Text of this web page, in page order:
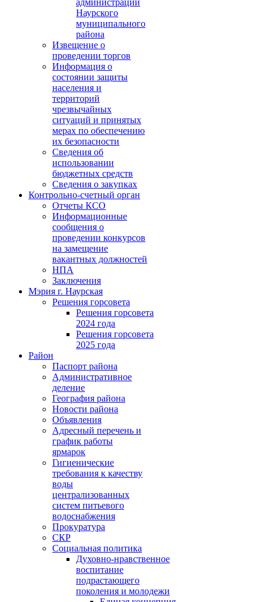
администрации
Наурского
муниципального
района
Извещение о
проведении торгов
Информация о
состоянии защиты
населения и
территорий
чрезвычайных
ситуаций и принятых
мерах по обеспечению
их безопасности
Сведения об
использовании
бюджетных средств
Сведения о закупках
Контрольно-счетный орган
Отчеты КСО
Информационные
сообщения о
проведении конкурсов
на замещение
вакантных должностей
НПА
Заключения
Мэрия г. Наурская
Решения горсовета
Решения горсовета
2024 года
Решения горсовета
2025 года
Район
Паспорт района
Административное
деление
География района
Новости района
Объявления
Адресный перечень и
график работы
ярмарок
Гигиенические
требования к качеству
воды
централизованных
систем питьевого
водоснабжения
Прокуратура
СКР
Социальная политика
Духовно-нравственное
воспитание
подрастающего
поколения и молодежи